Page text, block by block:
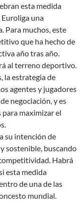
esta medida
una
Para muchos, este
que ha hecho de
año tras año.
al terreno deportivo.
la estrategia de
agentes y jugadores
negociación, y es
maximizar el
su intención de
sostenible, buscando
Habrá
esta medida
de una de las
mundial.